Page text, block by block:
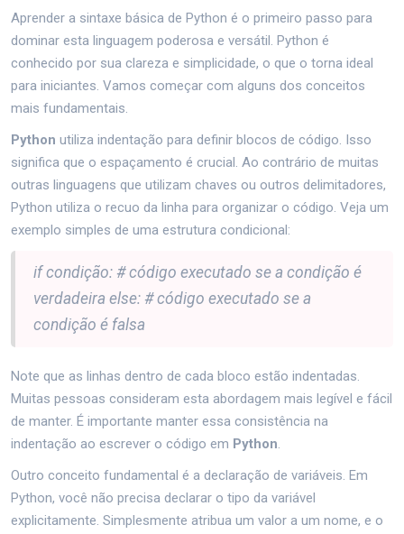
Aprender a sintaxe básica de Python é o primeiro passo para
dominar esta linguagem poderosa e versátil. Python é
conhecido por sua clareza e simplicidade, o que o torna ideal
para iniciantes. Vamos começar com alguns dos conceitos
mais fundamentais.
Python utiliza indentação para definir blocos de código. Isso
significa que o espaçamento é crucial. Ao contrário de muitas
outras linguagens que utilizam chaves ou outros delimitadores,
Python utiliza o recuo da linha para organizar o código. Veja um
exemplo simples de uma estrutura condicional:
if condição: # código executado se a condição é
verdadeira else: # código executado se a
condição é falsa
Note que as linhas dentro de cada bloco estão indentadas.
Muitas pessoas consideram esta abordagem mais legível e fácil
de manter. É importante manter essa consistência na
indentação ao escrever o código em Python.
Outro conceito fundamental é a declaração de variáveis. Em
Python, você não precisa declarar o tipo da variável
explicitamente. Simplesmente atribua um valor a um nome, e o